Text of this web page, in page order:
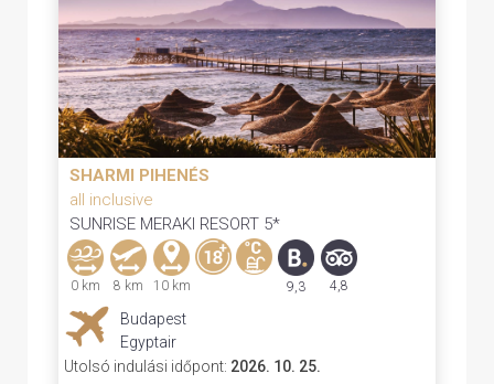
SHARMI PIHENÉS
all inclusive
SUNRISE MERAKI RESORT 5*
0 km 8 km 10 km 9,3 4,8
Budapest
Egyptair
Utolsó indulási időpont: 2026. 10. 25.